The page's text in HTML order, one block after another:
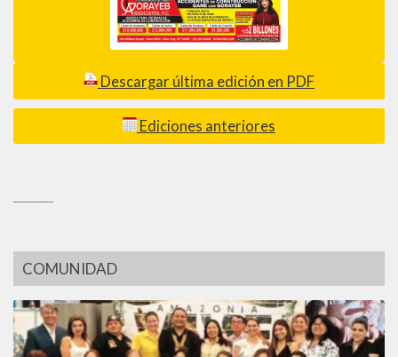
Descargar última edición en PDF
Ediciones anteriores
COMUNIDAD